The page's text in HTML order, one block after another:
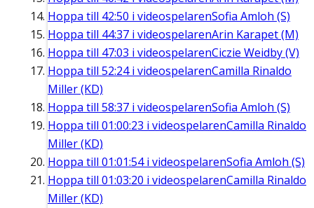
Hoppa till 42:50 i videospelarenSofia Amloh (S)
Hoppa till 44:37 i videospelarenArin Karapet (M)
Hoppa till 47:03 i videospelarenCiczie Weidby (V)
Hoppa till 52:24i videospelarenCamilla Rinaldo
Miller (KD)
Hoppa till 58:37 i videospelarenSofia Amloh (S)
Hoppa till 01:00:23 i videospelarenCamilla Rinaldo
Miller (KD)
Hoppa till 01:01:54i videospelarenSofia Amloh (S)
Hoppa till 01:03:20 i videospelarenCamilla Rinaldo
Miller (KD)